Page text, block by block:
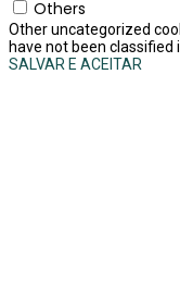
Others
Other uncategorized
have not been classified
SALVAR E ACEITAR